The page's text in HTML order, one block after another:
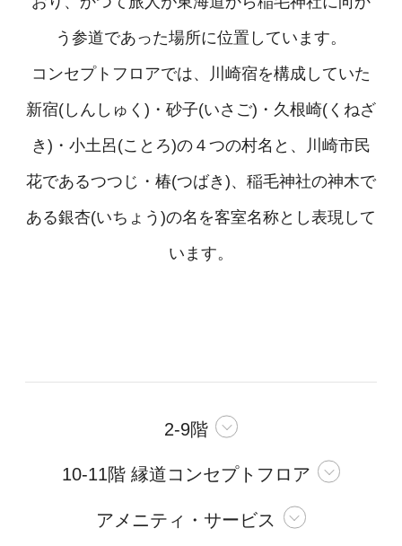
う参道であった場所に位置しています。
コンセプトフロアでは、川崎宿を構成していた
新宿(しんしゅく)・砂子(いさご)・久根崎(くねざ
き)・小土呂(ことろ)の４つの村名と、川崎市民
花であるつつじ・椿(つばき)、稲毛神社の神木で
ある銀杏(いちょう)の名を客室名称とし表現して
います。
2-9階
10-11階 縁道コンセプトフロア
アメニティ・サービス